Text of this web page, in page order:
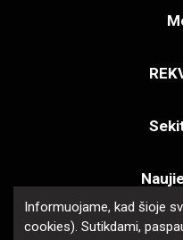
Informuojame, kad šioje
cookies). Sutikdami,